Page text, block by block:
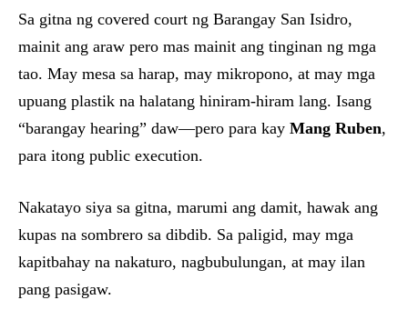
Sa gitna ng covered court ng Barangay San Isidro,
mainit ang araw pero mas mainit ang tinginan ng mga
tao. May mesa sa harap, may mikropono, at may mga
upuang plastik na halatang hiniram-hiram lang. Isang
“barangay hearing” daw—pero para kay Mang Ruben,
para itong public execution.
Nakatayo siya sa gitna, marumi ang damit, hawak ang
kupas na sombrero sa dibdib. Sa paligid, may mga
kapitbahay na nakaturo, nagbubulungan, at may ilan
pang pasigaw.